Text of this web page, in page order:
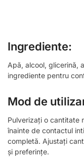
Ingrediente:
Apă, alcool, glicerină,
ingrediente pentru
Mod de
Pulverizați o cantitate
înainte de contactul
completă. Ajustați
și preferințe.